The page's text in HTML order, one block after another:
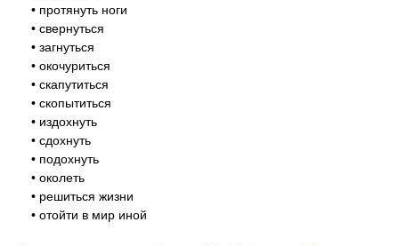
• протянуть ноги
• свернуться
• загнуться
• окочуриться
• скапутиться
• скопытиться
• издохнуть
• сдохнуть
• подохнуть
• околеть
• решиться жизни
• отойти в мир иной